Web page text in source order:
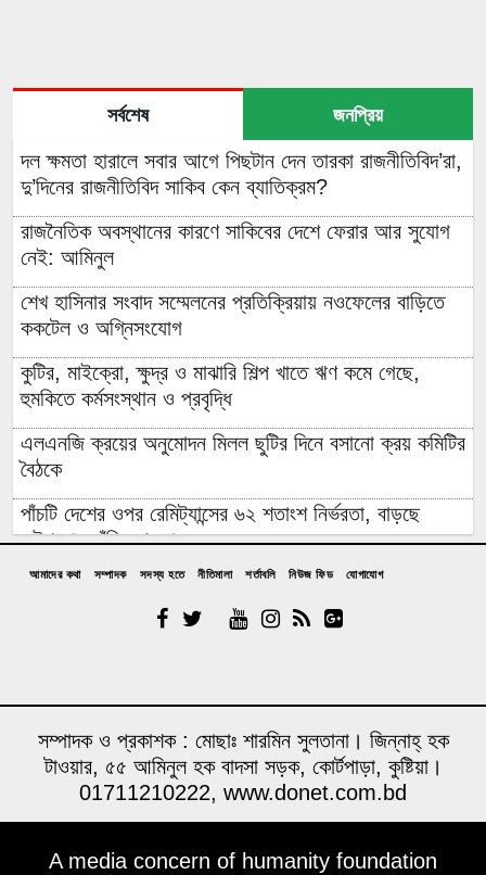
সর্বশেষ জনপ্রিয়
দল ক্ষমতা হারালে সবার আগে পিছটান দেন তারকা রাজনীতিবিদ’রা,
দু’দিনের রাজনীতিবিদ সাকিব কেন ব্যাতিক্রম?
রাজনৈতিক অবস্থানের কারণে সাকিবের দেশে ফেরার আর সুযোগ
নেই: আমিনুল
শেখ হাসিনার সংবাদ সম্মেলনের প্রতিক্রিয়ায় নওফেলের বাড়িতে
ককটেল ও অগ্নিসংযোগ
কুটির, মাইক্রো, ক্ষুদ্র ও মাঝারি শিল্প খাতে ঋণ কমে গেছে,
হুমকিতে কর্মসংস্থান ও প্রবৃদ্ধি
এলএনজি ক্রয়ের অনুমোদন মিলল ছুটির দিনে বসানো ক্রয় কমিটির
বৈঠকে
পাঁচটি দেশের ওপর রেমিট্যান্সের ৬২ শতাংশ নির্ভরতা, বাড়ছে
কৌশলগত ঝুঁকির শঙ্কা
কওমি মাদ্রাসার শিক্ষার্থী বলৎকার
ফের পিছিয়ে গেল রূপপুরের উৎপাদনের যাত্রা: আগস্টে জাতীয়
বিনা আমন্ত্রণেই বিদেশে যাবার পথে দিল্লি থেকে ঘুরে যেতে
১৪ বছরের মধ্যে সর্বনিম্ন বৈদেশিক ঋণের প্রতিশ্রুতি পেল
বাংলাদেশ, উল্টো সর্বোচ্চ ঋণ পরিশোধের চাপ
বালুর বস্তায় ঠেকা!
আমাদের কথা সম্পাদক সদস্য হতে নীতিমালা শর্তাবলি নিউজ ফিড যোগাযোগ
সম্পাদক ও প্রকাশক : মোছাঃ শারমিন সুলতানা। জিন্নাহ্ হক
টাওয়ার, ৫৫ আমিনুল হক বাদসা সড়ক, কোর্টপাড়া, কুষ্টিয়া।
01711210222, www.donet.com.bd
A media concern of humanity foundation